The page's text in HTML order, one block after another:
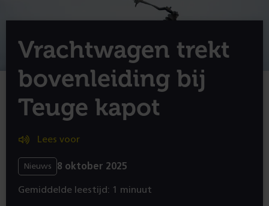
Vrachtwagen trekt
bovenleiding bij
Teuge kapot
Lees voor
Nieuws 8 oktober 2025
Gemiddelde leestijd: 1 minuut